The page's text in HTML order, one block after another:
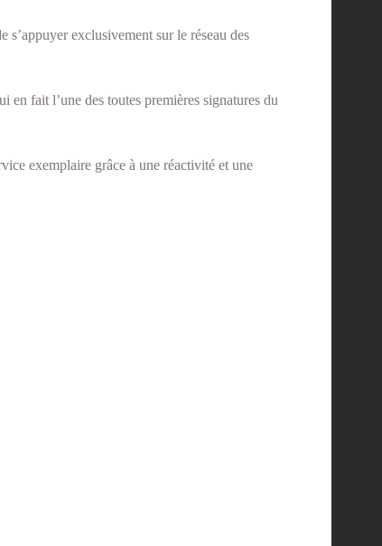
exclusivement sur le réseau des
fait l’une des toutes premières signatures du
exemplaire grâce à une réactivité et une